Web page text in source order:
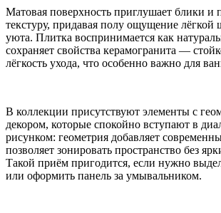
Матовая поверхность приглушает блики и
текстуру, придавая полу ощущение лёгкой
уюта. Плитка воспринимается как
сохраняет свойства керамогранита —
лёгкость ухода, что особенно важно для
В коллекции присутствуют элементы с
декором, которые спокойно вступают в
рисунком: геометрия добавляет
позволяет зонировать пространство без
Такой приём пригодится, если нужно
или оформить панель за умывальником.